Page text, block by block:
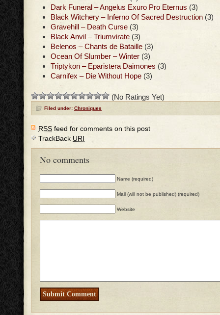
Dark Funeral – Angelus Exuro Pro Eternus (3)
Black Witchery – Inferno Of Sacred Destruction (3)
Gravehill – Death Curse (3)
Black Anvil – Triumvirate (3)
Belenos – Chants de Bataille (3)
Ocean Of Slumber – Winter (3)
Triptykon – Eparistera Daimones (3)
Carnifex – Die Without Hope (3)
(No Ratings Yet)
Filed under: Chroniques
RSS feed for comments on this post
TrackBack URI
No comments
Name (required)
Mail (will not be published) (required)
Website